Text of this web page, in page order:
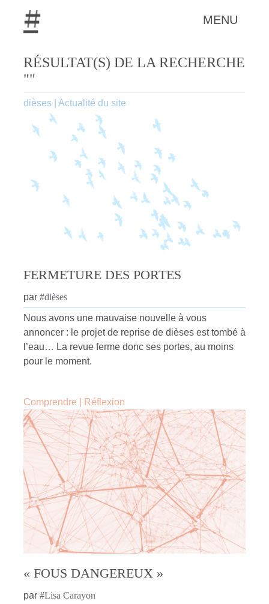
MENU
RÉSULTAT(S) DE LA RECHERCHE
""
dièses Actualité du site
FERMETURE DES PORTES
par #dièses
Nous avons une mauvaise nouvelle à vous
annoncer : le projet de reprise de dièses est tombé à
l’eau… La revue ferme donc ses portes, au moins
pour le moment.
Comprendre Réflexion
« FOUS DANGEREUX »
par #Lisa Carayon